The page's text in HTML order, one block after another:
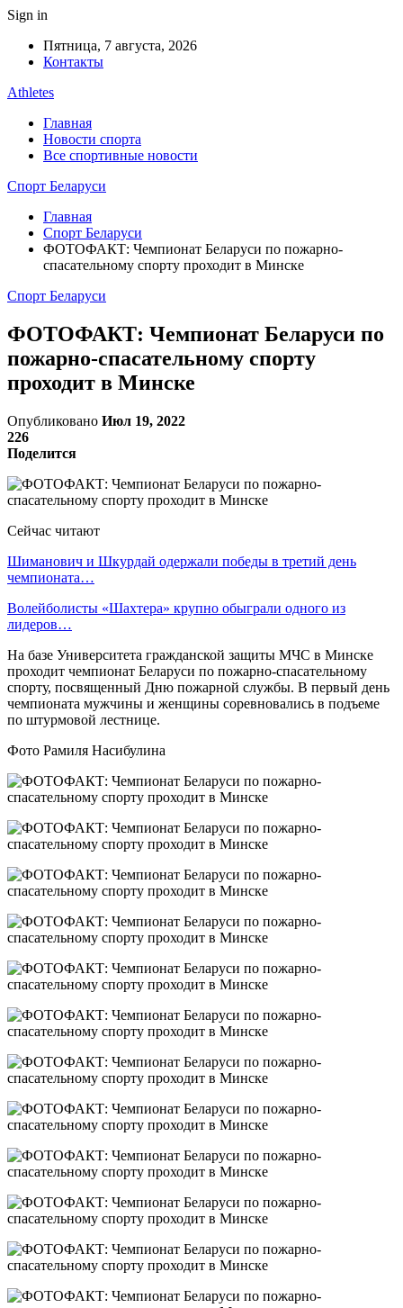
Sign in
Пятница, 7 августа, 2026
Контакты
Athletes
Главная
Новости спорта
Все спортивные новости
Спорт Беларуси
Главная
Спорт Беларуси
ФОТОФАКТ: Чемпионат Беларуси по пожарно-
спасательному спорту проходит в Минске
Спорт Беларуси
ФОТОФАКТ: Чемпионат Беларуси по
пожарно-спасательному спорту
проходит в Минске
Опубликовано Июл 19, 2022
226
Поделится
Сейчас читают
Шиманович и Шкурдай одержали победы в третий день
чемпионата…
Волейболисты «Шахтера» крупно обыграли одного из
лидеров…
На базе Университета гражданской защиты МЧС в Минске
проходит чемпионат Беларуси по пожарно-спасательному
спорту, посвященный Дню пожарной службы. В первый день
чемпионата мужчины и женщины соревновались в подъеме
по штурмовой лестнице.
Фото Рамиля Насибулина